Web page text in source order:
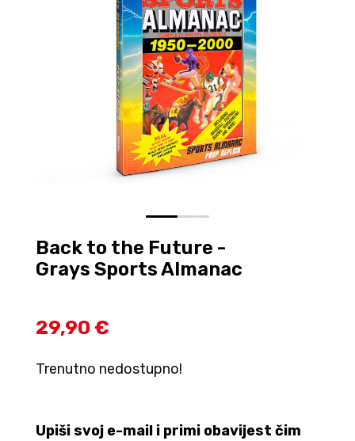
0 1 2
Back to the Future -
Grays Sports Almanac
29,90 €
Trenutno nedostupno!
Upiši svoj e-mail i primi obavijest čim